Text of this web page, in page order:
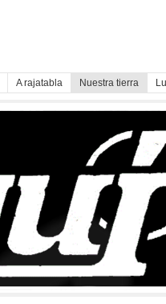
A rajatabla Nuestra tierra